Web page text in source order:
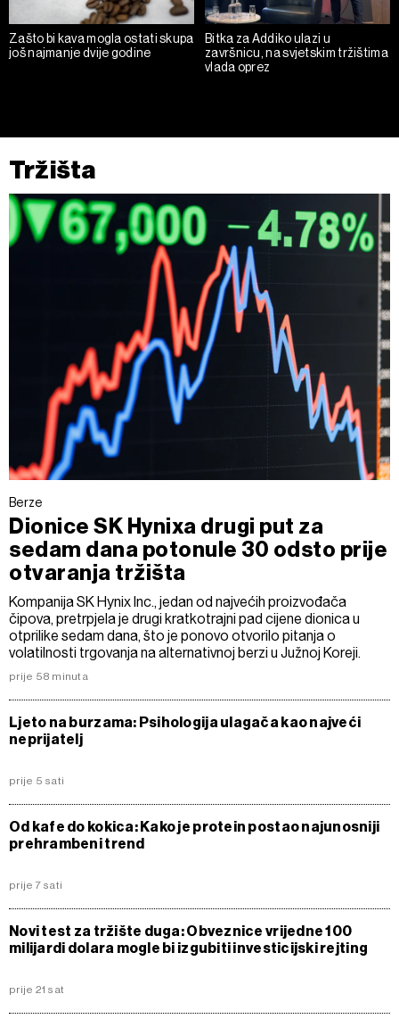
Zašto bi kava mogla ostati skupa
još najmanje dvije godine
Bitka za Addiko ulazi u
završnicu, na svjetskim tržištima
vlada oprez
Tržišta
Berze
Dionice SK Hynixa drugi put za
sedam dana potonule 30 odsto prije
otvaranja tržišta
Kompanija SK Hynix Inc., jedan od najvećih proizvođača
čipova, pretrpjela je drugi kratkotrajni pad cijene dionica u
otprilike sedam dana, što je ponovo otvorilo pitanja o
volatilnosti trgovanja na alternativnoj berzi u Južnoj Koreji.
prije 58 minuta
Ljeto na burzama: Psihologija ulagača kao najveći
neprijatelj
prije 5 sati
Od kafe do kokica: Kako je protein postao najunosniji
prehrambeni trend
prije 7 sati
Novi test za tržište duga: Obveznice vrijedne 100
milijardi dolara mogle bi izgubiti investicijski rejting
prije 21 sat